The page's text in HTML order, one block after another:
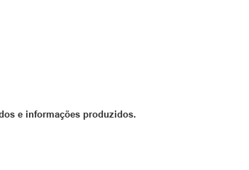
e informações produzidos.